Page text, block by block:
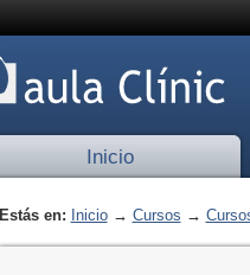
Inicio
Estás en: Inicio→ Cursos →